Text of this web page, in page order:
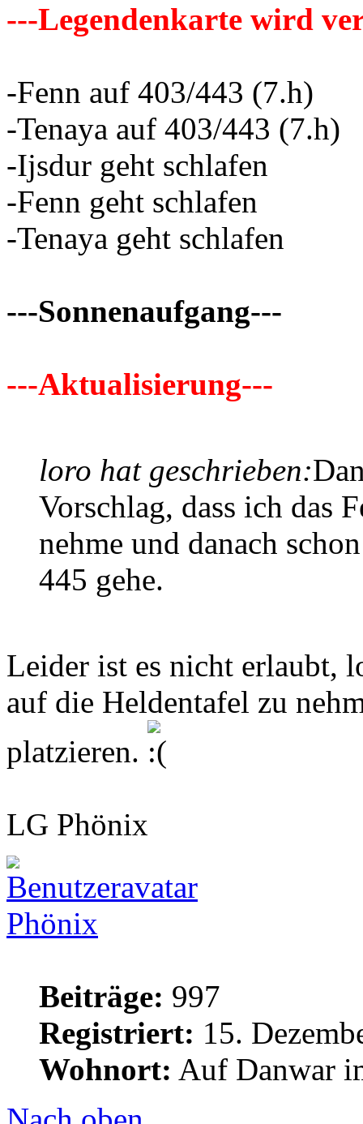
---Legendenkarte wird
-Fenn auf 403/443 (7.h)
-Tenaya auf 403/443 (7.h)
-Ijsdur geht schlafen
-Fenn geht schlafen
-Tenaya geht schlafen
---Sonnenaufgang---
---Aktualisierung---
loro hat geschrieben:
Vorschlag, dass ich das
nehme und danach
445 gehe.
Leider ist es nicht erlaubt,
auf die Heldentafel zu
platzieren.
LG Phönix
Phönix
Beiträge: 997
Registriert: 15.
Wohnort: Auf Danwar